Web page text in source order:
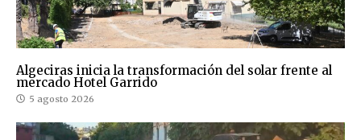
Algeciras inicia la transformación del solar frente al
mercado Hotel Garrido
5 agosto 2026